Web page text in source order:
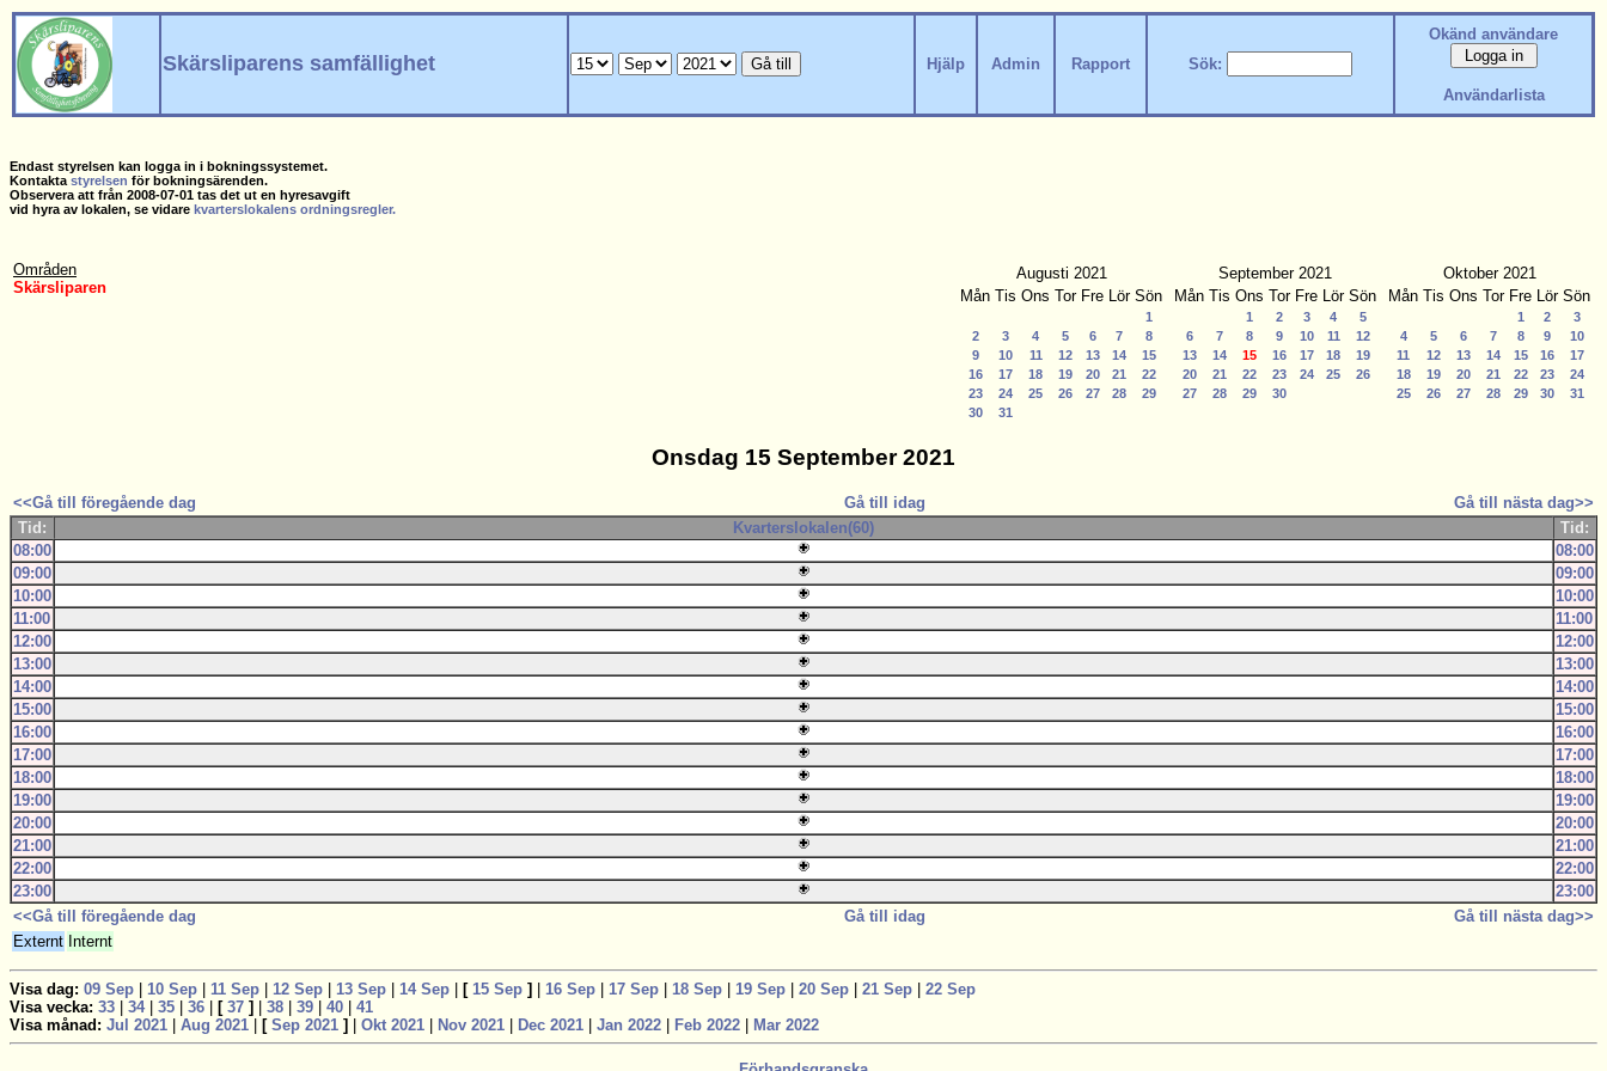
Skärsliparens samfällighet Hjälp Admin Rapport Sök:
Okänd användare
Användarlista
Endast styrelsen kan logga in i bokningssystemet.
Kontaktastyrelsen för bokningsärenden.
Observera att från 2008-07-01 tas det ut en hyresavgift
vid hyra av lokalen, se vidare kvarterslokalens ordningsregler.
Områden
Skärsliparen
Augusti 2021
Mån Tis Ons Tor Fre Lör Sön
1
2
3 4 5 6 7
8
9
10 11 12 13 14
15
16
17 18 19 20 21
22
23
24 25 26 27 28
29
30
31
September 2021
Mån Tis Ons Tor Fre Lör Sön
1 2 3 4
5
6
7 8 9 10 11
12
13
14 15 16 17 18
19
20
21 22 23 24 25
26
27
28 29 30
Oktober 2021
Mån Tis Ons Tor Fre Lör Sön
1 2
3
4
5 6 7 8 9
10
11
12 13 14 15 16
17
18
19 20 21 22 23
24
25
26 27 28 29 30 31
Onsdag 15 September 2021
<<Gå till föregående dag Gå till idag
Gå till nästa dag>>
Tid:
Kvarterslokalen(60)
Tid:
08:00
08:00
09:00
09:00
10:00
10:00
11:00
11:00
12:00
12:00
13:00
13:00
14:00
14:00
15:00
15:00
16:00
16:00
17:00
17:00
18:00
18:00
19:00
19:00
20:00
20:00
21:00
21:00
22:00
22:00
23:00
23:00
<<Gå till föregående dag
Gå till idag
Gå till nästa dag>>
Externt Internt
Visa dag: 09 Sep 10 Sep 11 Sep 12 Sep 13 Sep 14 Sep [ 15 Sep ] 16 Sep 17 Sep 18 Sep 19 Sep 20 Sep 21 Sep
22 Sep
Visa vecka: 33 34| 35 36 [ 37 ] 38 39 40
41
Visa månad: Jul 2021 Aug 2021 [ Sep 2021 ] Okt 2021 Nov 2021 Dec 2021 Jan 2022 Feb 2022 Mar 2022